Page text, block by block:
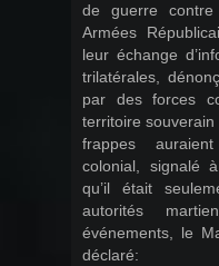
de guerre
Armées
leur échange
trilatérales,
par des forces
territoire
frappes
colonial, signalé
qu’il était
autorités
événements, le
déclaré: